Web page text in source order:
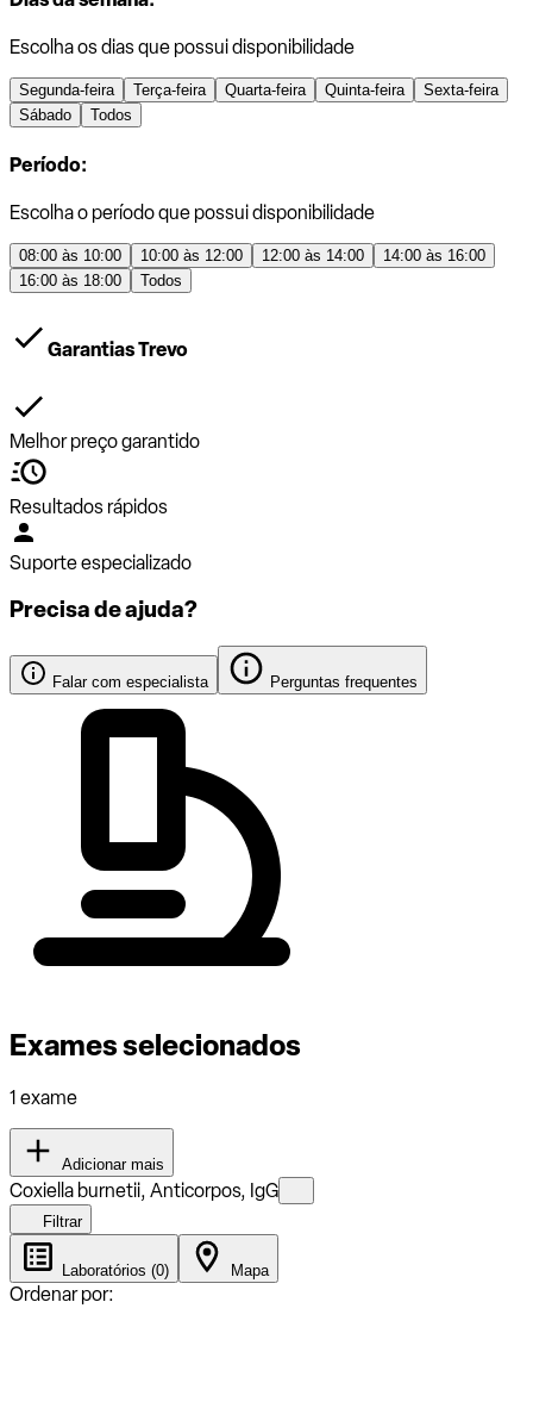
Escolha os dias que possui disponibilidade
Segunda-feira Terça-feira Quarta-feira Quinta-feira
Sexta-feira
Sábado
Todos
Período:
Escolha o período que possui disponibilidade
08:00 às 10:00 10:00 às 12:00 12:00 às 14:00
14:00 às 16:00
16:00 às 18:00
Todos
Garantias Trevo
Melhor preço garantido
Resultados rápidos
Suporte especializado
Precisa de ajuda?
Falar com especialista Perguntas frequentes
Exames selecionados
1 exame
Adicionar mais
Coxiella burnetii, Anticorpos, IgG
Filtrar
Laboratórios (0) Mapa
Ordenar por: